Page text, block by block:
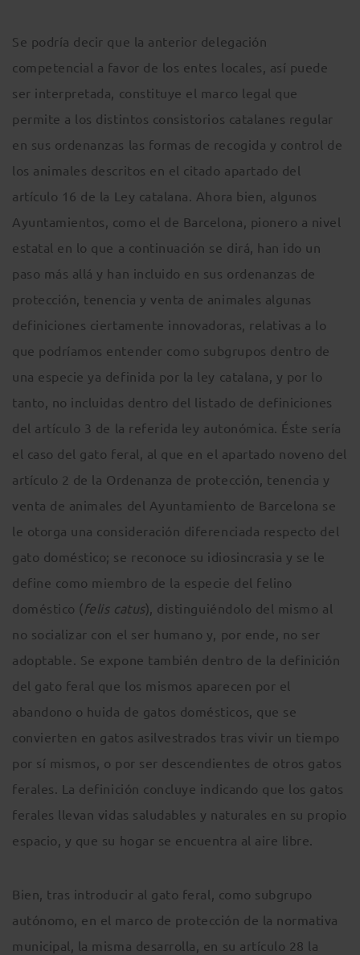
Se podría decir que la anterior delegación
competencial a favor de los entes locales, así puede
ser interpretada, constituye el marco legal que
permite a los distintos consistorios catalanes regular
en sus ordenanzas las formas de recogida y control de
los animales descritos en el citado apartado del
artículo 16 de la Ley catalana. Ahora bien, algunos
Ayuntamientos, como el de Barcelona, pionero a nivel
estatal en lo que a continuación se dirá, han ido un
paso más allá y han incluido en sus ordenanzas de
protección, tenencia y venta de animales algunas
definiciones ciertamente innovadoras, relativas a lo
que podríamos entender como subgrupos dentro de
una especie ya definida por la ley catalana, y por lo
tanto, no incluidas dentro del listado de definiciones
del artículo 3 de la referida ley autonómica. Éste sería
el caso del gato feral, al que en el apartado noveno del
artículo 2 de la Ordenanza de protección, tenencia y
venta de animales del Ayuntamiento de Barcelona se
le otorga una consideración diferenciada respecto del
gato doméstico; se reconoce su idiosincrasia y se le
define como miembro de la especie del felino
doméstico ( felis catus), distinguiéndolo del mismo al
no socializar con el ser humano y, por ende, no ser
adoptable. Se expone también dentro de la definición
del gato feral que los mismos aparecen por el
abandono o huida de gatos domésticos, que se
convierten en gatos asilvestrados tras vivir un tiempo
por sí mismos, o por ser descendientes de otros gatos
ferales. La definición concluye indicando que los gatos
ferales llevan vidas saludables y naturales en su propio
espacio, y que su hogar se encuentra al aire libre.
Bien, tras introducir al gato feral, como subgrupo
autónomo, en el marco de protección de la normativa
municipal, la misma desarrolla, en su artículo 28 la